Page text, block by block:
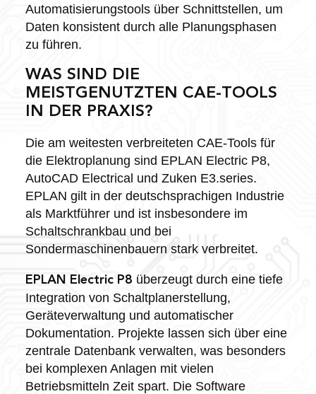
Automatisierungstools über Schnittstellen, um
Daten konsistent durch alle Planungsphasen
zu führen.
WAS SIND DIE
MEISTGENUTZTEN CAE-TOOLS
IN DER PRAXIS?
Die am weitesten verbreiteten CAE-Tools für
die Elektroplanung sind EPLAN Electric P8,
AutoCAD Electrical und Zuken E3.series.
EPLAN gilt in der deutschsprachigen Industrie
als Marktführer und ist insbesondere im
Schaltschrankbau und bei
Sondermaschinenbauern stark verbreitet.
EPLAN Electric P8 überzeugt durch eine tiefe
Integration von Schaltplanerstellung,
Geräteverwaltung und automatischer
Dokumentation. Projekte lassen sich über eine
zentrale Datenbank verwalten, was besonders
bei komplexen Anlagen mit vielen
Betriebsmitteln Zeit spart. Die Software